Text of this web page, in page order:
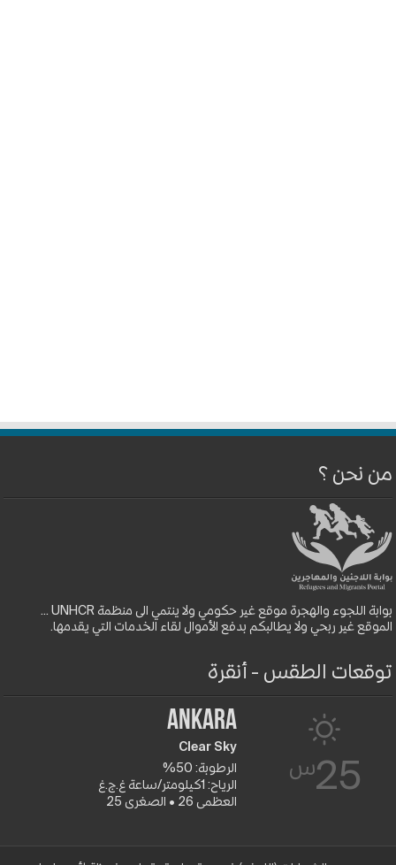
من نحن ؟
بوابة اللجوء والهجرة موقع غير حكومي ولا ينتمي الى منظمة UNHCR ...
الموقع غير ربحي ولا يطالبكم بدفع الأموال لقاء الخدمات التي يقدمها.
توقعات الطقس - أنقرة
25س
Ankara
Clear Sky
الرطوبة: 50%
الرياح: 1كيلومتر/ساعة غ.ج.غ
العظمى 26 • الصغرى 25